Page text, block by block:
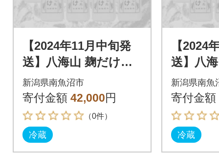
【2024年11月中旬発
送】八海山 麹だけで
つくったあまさけ(82
5g×12本)
新潟県南魚沼市
寄付金額 42,000円
（0件）
冷蔵
【2024
送】八
つくっ
5g×12本
新潟県南魚
寄付金額
冷蔵